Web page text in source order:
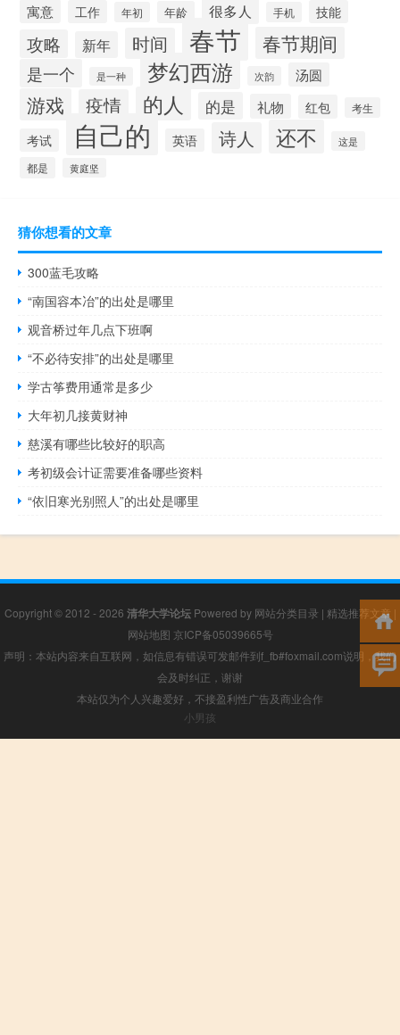
寓意 工作 年初 年龄 很多人 手机 技能
攻略 新年 时间 春节 春节期间
是一个 是一种 梦幻西游 次韵 汤圆
游戏 疫情 的人 的是 礼物 红包 考生
考试 自己的 英语 诗人 还不 这是
都是 黄庭坚
猜你想看的文章
300蓝毛攻略
“南国容本冶”的出处是哪里
观音桥过年几点下班啊
“不必待安排”的出处是哪里
学古筝费用通常是多少
大年初几接黄财神
慈溪有哪些比较好的职高
考初级会计证需要准备哪些资料
“依旧寒光别照人”的出处是哪里
Copyright © 2012 - 2026 清华大学论坛Powered by 网站分类目录 | 精选推荐文章 |
网站地图 京ICP备05039665号
声明：本站内容来自互联网，如信息有错误可发邮件到f_fb#foxmail.com说明，我们
会及时纠正，谢谢
本站仅为个人兴趣爱好，不接盈利性广告及商业合作
小男孩